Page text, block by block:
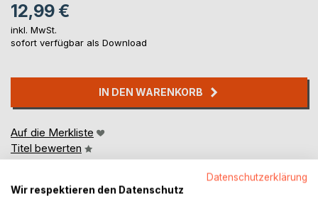
12,99 €
inkl. MwSt.
sofort verfügbar als Download
IN DEN WARENKORB
Auf die Merkliste
Titel bewerten
Datenschutzerklärung
Wir respektieren den Datenschutz